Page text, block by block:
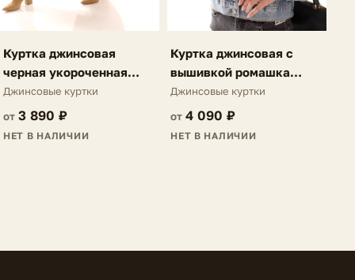
Куртка джинсовая
черная укороченная
Vella
Джинсовые куртки
от 3 890 ₽
НЕТ В НАЛИЧИИ
Куртка джинсовая с
вышивкой ромашка
голубая Vella
Джинсовые куртки
от4 090 ₽
НЕТ В НАЛИЧИИ